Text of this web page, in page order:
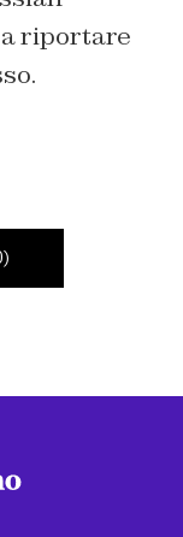
riportare